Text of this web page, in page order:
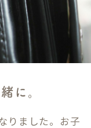
に。
りました。お子